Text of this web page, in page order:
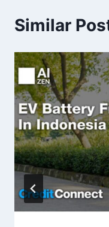
Similar